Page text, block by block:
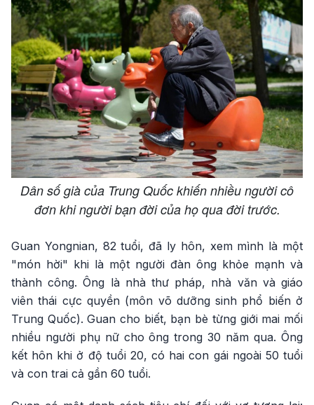
Dân số già của Trung Quốc khiến nhiều người cô
đơn khi người bạn đời của họ qua đời trước.
Guan Yongnian, 82 tuổi, đã ly hôn, xem mình là một
"món hời" khi là một người đàn ông khỏe mạnh và
thành công. Ông là nhà thư pháp, nhà văn và giáo
viên thái cực quyền (môn võ dưỡng sinh phổ biến ở
Trung Quốc). Guan cho biết, bạn bè từng giới mai mối
nhiều người phụ nữ cho ông trong 30 năm qua. Ông
kết hôn khi ở độ tuổi 20, có hai con gái ngoài 50 tuổi
và con trai cả gần 60 tuổi.